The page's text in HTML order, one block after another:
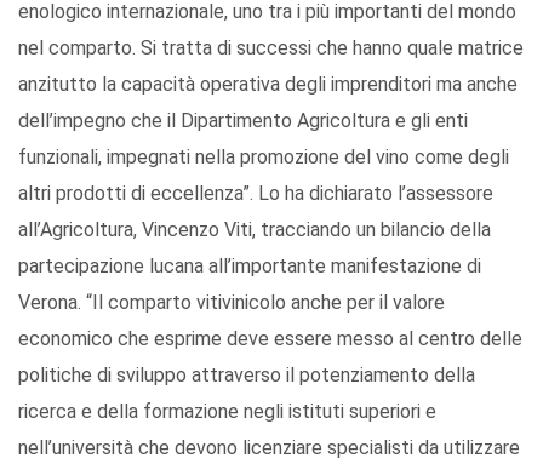
enologico internazionale, uno tra i più importanti del mondo
nel comparto. Si tratta di successi che hanno quale matrice
anzitutto la capacità operativa degli imprenditori ma anche
dell’impegno che il Dipartimento Agricoltura e gli enti
funzionali, impegnati nella promozione del vino come degli
altri prodotti di eccellenza”. Lo ha dichiarato l’assessore
all’Agricoltura, Vincenzo Viti, tracciando un bilancio della
partecipazione lucana all’importante manifestazione di
Verona. “Il comparto vitivinicolo anche per il valore
economico che esprime deve essere messo al centro delle
politiche di sviluppo attraverso il potenziamento della
ricerca e della formazione negli istituti superiori e
nell’università che devono licenziare specialisti da utilizzare